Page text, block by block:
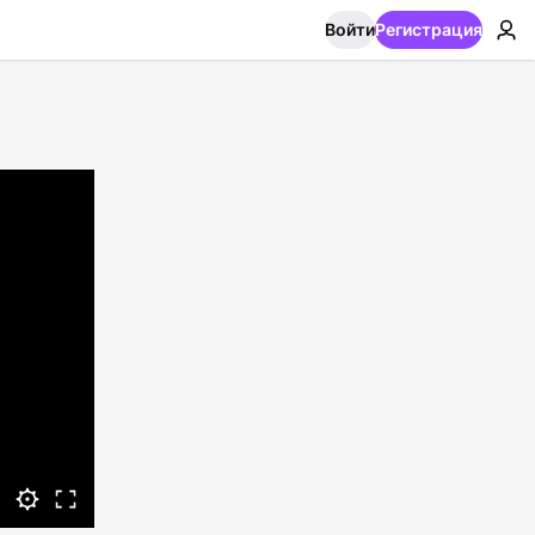
ВойтиРегистрация